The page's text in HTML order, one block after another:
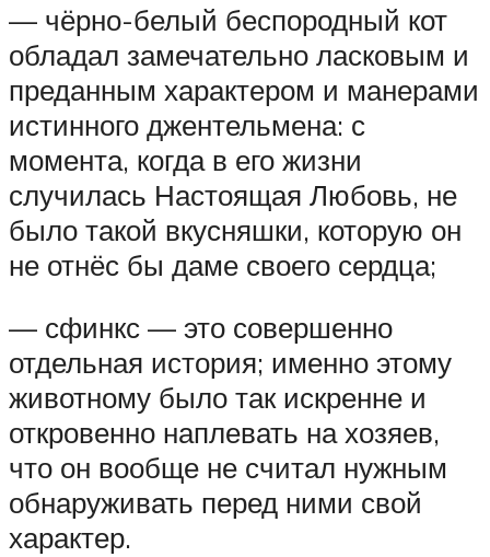
— чёрно-белый беспородный кот
обладал замечательно ласковым и
преданным характером и манерами
истинного джентельмена: с
момента, когда в его жизни
случилась Настоящая Любовь, не
было такой вкусняшки, которую он
не отнёс бы даме своего сердца;
— сфинкс — это совершенно
отдельная история; именно этому
животному было так искренне и
откровенно наплевать на хозяев,
что он вообще не считал нужным
обнаруживать перед ними свой
характер.